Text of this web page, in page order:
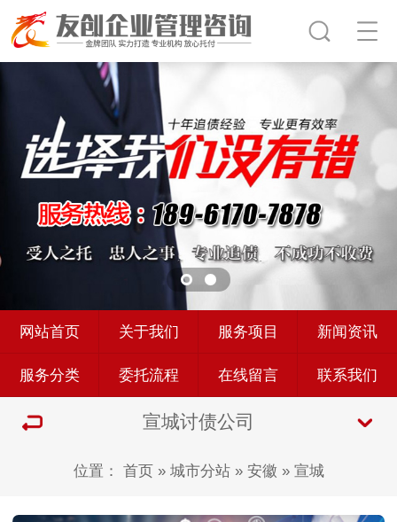
网站首页 关于我们 服务项目 新闻资讯
服务分类 委托流程 在线留言 联系我们
宣城讨债公司
位置： 首页» 城市分站» 安徽 » 宣城